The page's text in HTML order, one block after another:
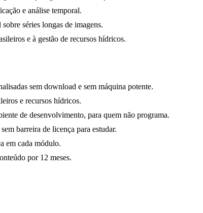
e análise temporal.
séries longas de imagens.
e à gestão de recursos hídricos.
sem download e sem máquina potente.
e recursos hídricos.
de desenvolvimento, para quem não programa.
barreira de licença para estudar.
em cada módulo.
por 12 meses.